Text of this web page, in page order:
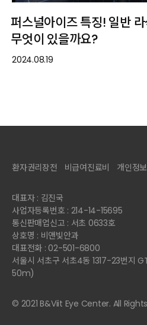
퍼스널아이즈 특징! 일반
무엇이 있을까요?
2024.08.19
환자권리장전 비급여진료비 개인정
대표자 : 김진국
사업자등록번호 : 214-14-15695
통신판매업신고 : 서초 0633호
상호명 : 비앤빛안과
대표전화 : 02-501-6800
서울시 서초구 서초4동 1317-23번지
50m)
© 2021 B&Viit Eye Center. All